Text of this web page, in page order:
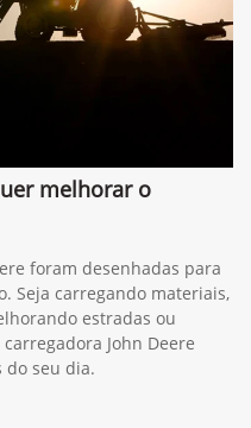
melhorar o
foram desenhadas para
Seja carregando materiais,
estradas ou
John Deere
seu dia.